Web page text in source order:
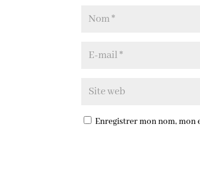
Enregistrer mon nom, mon